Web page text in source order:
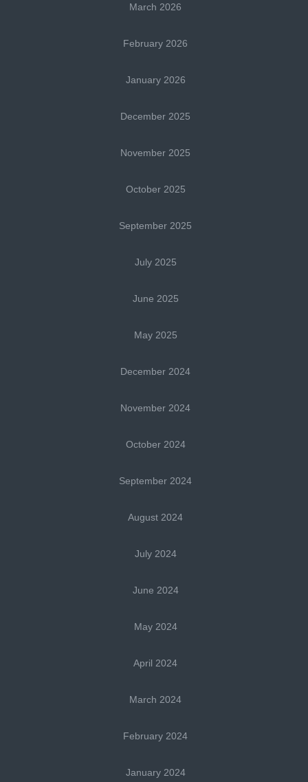
March 2026
February 2026
January 2026
December 2025
November 2025
October 2025
September 2025
July 2025
June 2025
May 2025
December 2024
November 2024
October 2024
September 2024
August 2024
July 2024
June 2024
May 2024
April 2024
March 2024
February 2024
January 2024